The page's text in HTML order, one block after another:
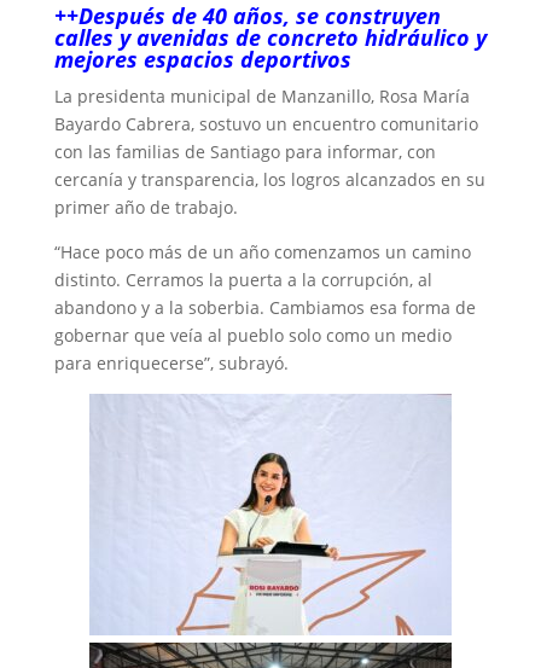
++Después de 40 años, se construyen
calles y avenidas de concreto hidráulico y
mejores espacios deportivos
La presidenta municipal de Manzanillo, Rosa María
Bayardo Cabrera, sostuvo un encuentro comunitario
con las familias de Santiago para informar, con
cercanía y transparencia, los logros alcanzados en su
primer año de trabajo.
“Hace poco más de un año comenzamos un camino
distinto. Cerramos la puerta a la corrupción, al
abandono y a la soberbia. Cambiamos esa forma de
gobernar que veía al pueblo solo como un medio
para enriquecerse”, subrayó.